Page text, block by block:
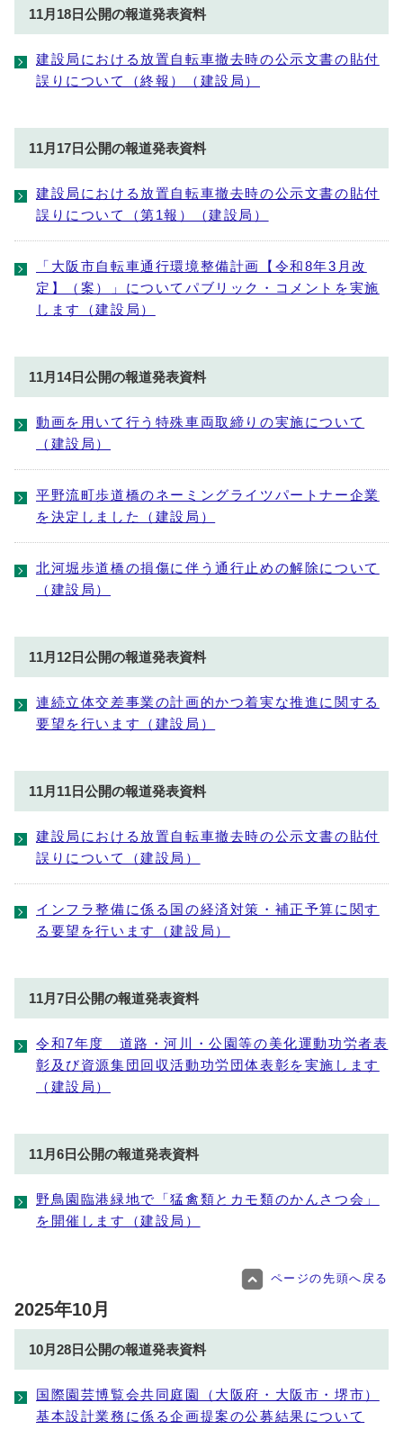
11月18日公開の報道発表資料
建設局における放置自転車撤去時の公示文書の貼付
誤りについて（終報）（建設局）
11月17日公開の報道発表資料
建設局における放置自転車撤去時の公示文書の貼付
誤りについて（第1報）（建設局）
「大阪市自転車通行環境整備計画【令和8年3月改
定】（案）」についてパブリック・コメントを実施
します（建設局）
11月14日公開の報道発表資料
動画を用いて行う特殊車両取締りの実施について
（建設局）
平野流町歩道橋のネーミングライツパートナー企業
を決定しました（建設局）
北河堀歩道橋の損傷に伴う通行止めの解除について
（建設局）
11月12日公開の報道発表資料
連続立体交差事業の計画的かつ着実な推進に関する
要望を行います（建設局）
11月11日公開の報道発表資料
建設局における放置自転車撤去時の公示文書の貼付
誤りについて（建設局）
インフラ整備に係る国の経済対策・補正予算に関す
る要望を行います（建設局）
11月7日公開の報道発表資料
令和7年度 道路・河川・公園等の美化運動功労者表
彰及び資源集団回収活動功労団体表彰を実施します
（建設局）
11月6日公開の報道発表資料
野鳥園臨港緑地で「猛禽類とカモ類のかんさつ会」
を開催します（建設局）
ページの先頭へ戻る
2025年10月
10月28日公開の報道発表資料
国際園芸博覧会共同庭園（大阪府・大阪市・堺市）
基本設計業務に係る企画提案の公募結果について